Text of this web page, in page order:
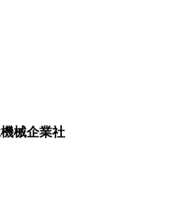
械企業社